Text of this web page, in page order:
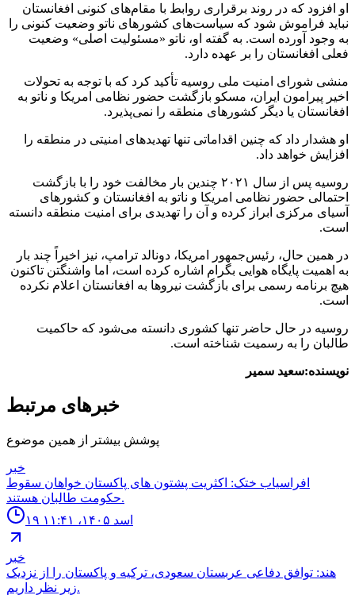
او افزود که در روند برقراری روابط با مقام‌های کنونی افغانستان
نباید فراموش شود که سیاست‌های کشورهای ناتو وضعیت کنونی را
به وجود آورده است. به گفته او، ناتو «مسئولیت اصلی» وضعیت
فعلی افغانستان را بر عهده دارد.
منشی شورای امنیت ملی روسیه تأکید کرد که با توجه به تحولات
اخیر پیرامون ایران، مسکو بازگشت حضور نظامی امریکا و ناتو به
افغانستان یا دیگر کشورهای منطقه را نمی‌پذیرد.
او هشدار داد که چنین اقداماتی تنها تهدیدهای امنیتی در منطقه را
افزایش خواهد داد.
روسیه پس از سال ۲۰۲۱ چندین بار مخالفت خود را با بازگشت
احتمالی حضور نظامی امریکا و ناتو به افغانستان و کشورهای
آسیای مرکزی ابراز کرده و آن را تهدیدی برای امنیت منطقه دانسته
است.
در همین حال، رئیس‌جمهور امریکا، دونالد ترامپ، نیز اخیراً چند بار
به اهمیت پایگاه هوایی بگرام اشاره کرده است، اما واشنگتن تاکنون
هیچ برنامه رسمی برای بازگشت نیروها به افغانستان اعلام نکرده
است.
روسیه در حال حاضر تنها کشوری دانسته می‌شود که حاکمیت
طالبان را به رسمیت شناخته است.
نویسنده:سعید سمیر
خبرهای مرتبط
پوشش بیشتر از همین موضوع
خبر
افراسياب ختک: اكثريت پشتون هاى پاكستان خواهان سقوط
حكومت طالبان هستند.
۱۹ اسد ۱۴۰۵، ۱۱:۴۱
خبر
هند: توافق دفاعی عربستان سعودی، ترکیه و پاکستان را از نزدیک
زیر نظر داریم.